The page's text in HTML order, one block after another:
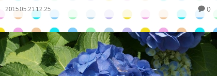
2015.05.21 12:25 0